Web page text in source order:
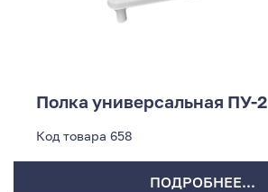
Полка универсальная ПУ-2
Код товара 658
ПОДРОБНЕЕ...